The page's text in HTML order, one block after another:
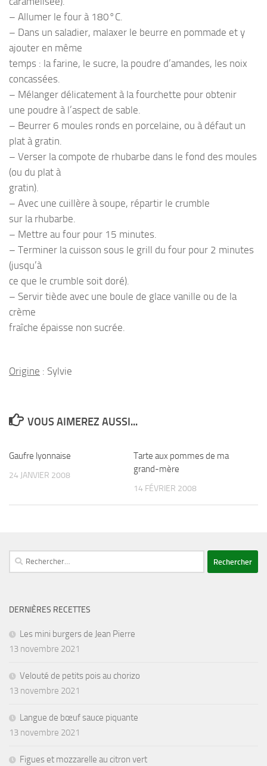
– Allumer le four à 180°C.
– Dans un saladier, malaxer le beurre en pommade et y
ajouter en même
temps : la farine, le sucre, la poudre d’amandes, les noix
concassées.
– Mélanger délicatement à la fourchette pour obtenir
une poudre à l’aspect de sable.
– Beurrer 6 moules ronds en porcelaine, ou à défaut un
plat à gratin.
– Verser la compote de rhubarbe dans le fond des moules
(ou du plat à
gratin).
– Avec une cuillère à soupe, répartir le crumble
sur la rhubarbe.
– Mettre au four pour 15 minutes.
– Terminer la cuisson sous le grill du four pour 2 minutes
(jusqu’à
ce que le crumble soit doré).
– Servir tiède avec une boule de glace vanille ou de la
crème
fraîche épaisse non sucrée.
Origine : Sylvie
VOUS AIMEREZ AUSSI...
Gaufre lyonnaise
24 JANVIER 2008
Tarte aux pommes de ma
grand-mère
14 FÉVRIER 2008
Rechercher :
DERNIÈRES RECETTES
Les mini burgers de Jean Pierre
13 novembre 2021
Velouté de petits pois au chorizo
13 novembre 2021
Langue de bœuf sauce piquante
13 novembre 2021
Figues et mozzarelle au citron vert